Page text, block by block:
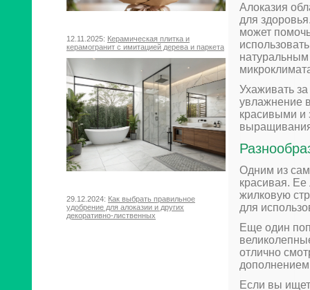
12.11.2025: Керамическая плитка и
керамогранит с имитацией дерева и паркета
29.12.2024: Как выбрать правильное
удобрение для алоказии и других
декоративно-лиственных
Алоказия
для
может
натуральным
Ухаживать
увлажнение
красивыми и
Одним из
красивая.
жилковую
для
Еще один
отлично
дополнением
Если вы